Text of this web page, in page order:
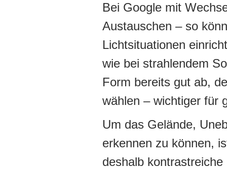
Bei Google mit
Austauschen – so
Lichtsituationen
wie bei strahlendem
Form bereits gut ab,
wählen – wichtiger für
Um das Gelände,
erkennen zu können,
deshalb